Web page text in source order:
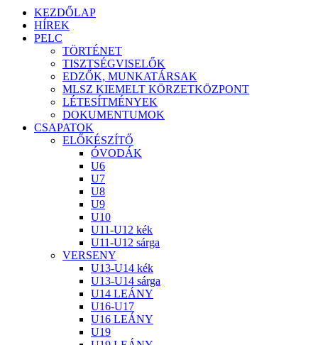
KEZDŐLAP
HÍREK
PELC
TÖRTÉNET
TISZTSÉGVISELŐK
EDZŐK, MUNKATÁRSAK
MLSZ KIEMELT KÖRZETKÖZPONT
LÉTESÍTMÉNYEK
DOKUMENTUMOK
CSAPATOK
ELŐKÉSZÍTŐ
ÓVODÁK
U6
U7
U8
U9
U10
U11-U12 kék
U11-U12 sárga
VERSENY
U13-U14 kék
U13-U14 sárga
U14 LEÁNY
U16-U17
U16 LEÁNY
U19